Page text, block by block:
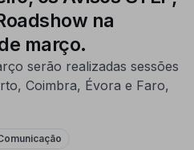
na
março.
serão realizadas sessões
Coimbra, Évora e Faro,